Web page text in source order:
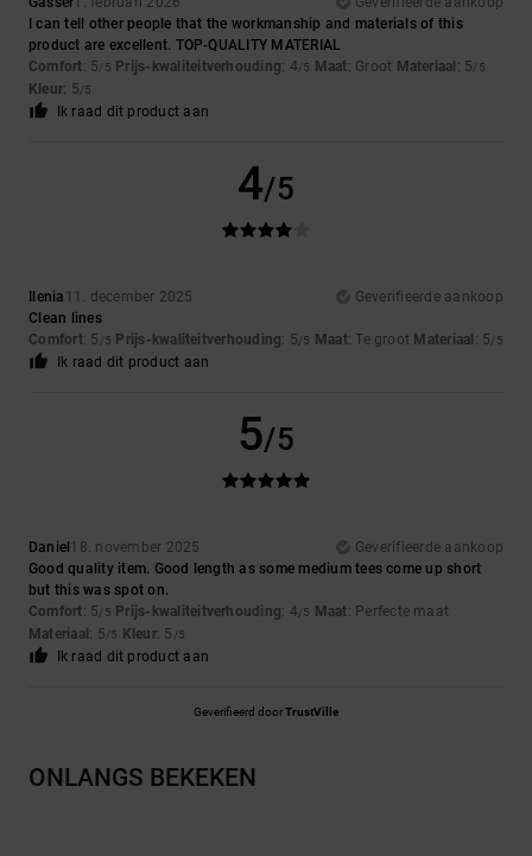
I can tell other people that the workmanship and materials of this
product are excellent. TOP-QUALITY MATERIAL
Comfort: 5/5 Prijs-kwaliteitverhouding: 4/5 Maat: Groot Materiaal : 5/5
Kleur: 5/5
Ik raad dit product aan
4/5
Ilenia 11. december 2025
Geverifieerde aankoop
Clean lines
Comfort: 5 /5 Prijs-kwaliteitverhouding: 5/5 Maat: Te groot Materiaal : 5/5
Ik raad dit product aan
5/5
Daniel 18. november 2025
Geverifieerde aankoop
Good quality item. Good length as some medium tees come up short
but this was spot on.
Comfort: 5/5 Prijs-kwaliteitverhouding: 4/5 Maat: Perfecte maat
Materiaal : 5/5 Kleur: 5 /5
Ik raad dit product aan
Geverifieerd doorTrustVille
ONLANGS BEKEKEN